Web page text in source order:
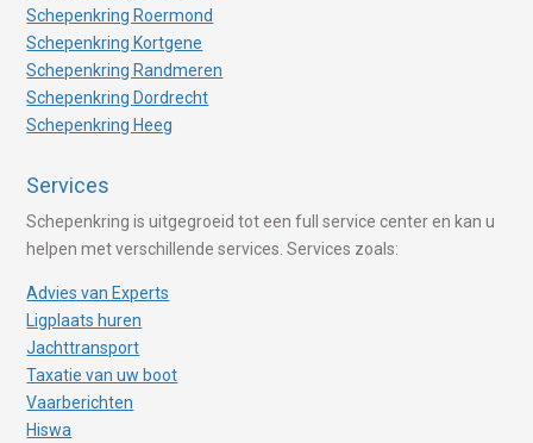
Schepenkring Roermond
Schepenkring Kortgene
Schepenkring Randmeren
Schepenkring Dordrecht
Schepenkring Heeg
Services
Schepenkring is uitgegroeid tot een full service center en kan u
helpen met verschillende services. Services zoals:
Advies van Experts
Ligplaats huren
Jachttransport
Taxatie van uw boot
Vaarberichten
Hiswa